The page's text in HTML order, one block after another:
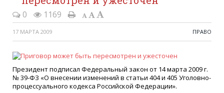
0 1169
17 МАРТА 2009 ПРАВО
Президент подписал Федеральный закон от 14 марта 2009 г.
№ 39-ФЗ «О внесении изменений в статьи 404 и 405 Уголовно-
процессуального кодекса Российской Федерации».